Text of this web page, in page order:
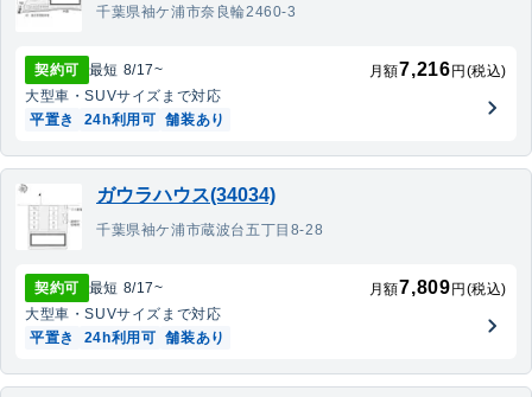
千葉県袖ケ浦市奈良輪2460-3
契約可 最短 8/17~ 月額7,216 円(税込)
大型車・SUVサイズまで対応
平置き
24h利用可 舗装あり
ガウラハウス(34034)
千葉県袖ケ浦市蔵波台五丁目8-28
契約可 最短 8/17~ 月額7,809 円(税込)
大型車・SUVサイズまで対応
平置き
24h利用可 舗装あり